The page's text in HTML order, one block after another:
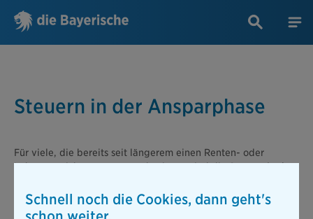
Steuern in der Ansparphase
Für viele, die bereits seit längerem einen Renten- oder
Lebensversicherungsvertrag besitzen, sind dieSteuern in der
Januar 2005 abgeschlossen, dann können Beiträge, ähnlich
wie Beiträge zu Arbeitslosen-, Unfall-, Haftpflicht- und
Schnell noch die Cookies, dann geht's